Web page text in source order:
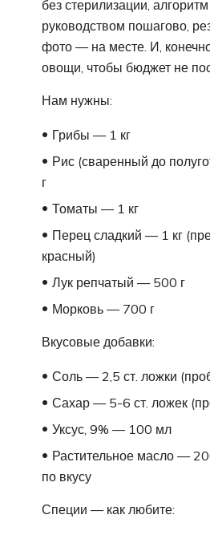
без стерилизации,
руководством пошагово,
фото — на месте. И,
овощи, чтобы бюджет не
Нам нужны:
Грибы — 1 кг
Рис (сваренный до
г
Томаты — 1 кг
Перец сладкий — 1 кг
красный)
Лук репчатый — 500 г
Морковь — 700 г
Вкусовые добавки:
Соль — 2,5 ст. ложки
Сахар — 5-6 ст. ложек
Уксус, 9% — 100 мл
Растительное масло —
по вкусу
Специи — как любите: